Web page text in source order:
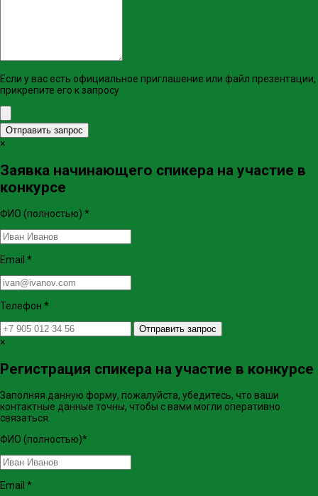
Если у вас есть официальное приглашение или файл презентации,
прикрепите его к запросу
Отправить запрос
×
Заявка начинающего спикера на участие в
конкурсе
ФИО (полностью) *
Email *
Телефон *
Отправить запрос
×
Регистрация спикера на участие в конкурсе
Заполняя данную форму, пожалуйста, убедитесь, что ваши
контактные данные точны, чтобы с вами могли оперативно
связаться.
ФИО (полностью)*
Email *